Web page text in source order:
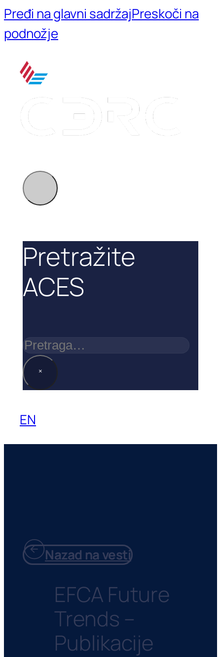
Pređi na glavni sadržajPreskoči na
podnožje
Pretražite
ACES
Pretraga
×
EN
Nazad na vesti
EFCA Future
Trends –
Publikacije